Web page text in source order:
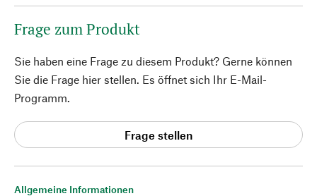
Allgemeine Informationen
Frage zum Produkt
Sie haben eine Frage zu diesem Produkt? Gerne können
Sie die Frage hier stellen. Es öffnet sich Ihr E-Mail-
Programm.
Frage stellen